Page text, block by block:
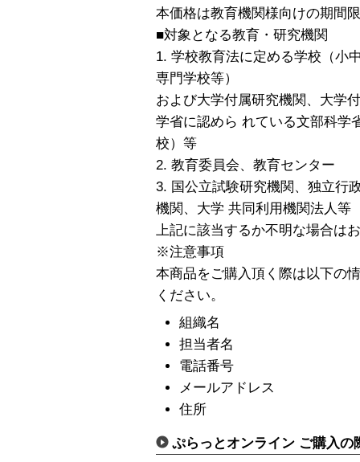
本価格は教育機関様向けの期間
■対象となる教育・研究機関
1. 学校教育法に定める学校（小
専門学校等）
および大学付属研究機関、大学
学省に認めら れている文部科学
校）等
2. 教育委員会、教育センター
3. 国公立試験研究機関、独立行
機関、大学 共同利用機関法人等
上記に該当するか不明な場合は
※注意事項
本商品をご購入頂く際は以下の
ください。
組織名
担当者名
電話番号
メールアドレス
住所
ぷらっとオンライン ご購入の